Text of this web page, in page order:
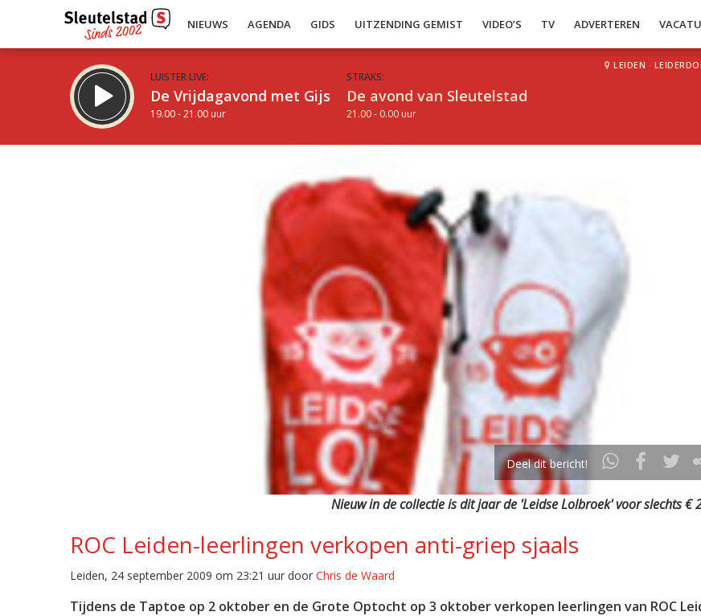
NIEUWS AGENDA GIDS UITZENDING GEMIST VIDEO’S TV ADVERTEREN
LUISTER LIVE:
De Vrijdagavond met Gijs
19.00 - 21.00 uur
STRAKS:
De avond van Sleutelstad
21.00 - 0.00 uur
LEIDEN ·
Deel dit bericht!
Nieuw in de collectie is dit jaar de 'Leidse Lolbroek' voor slechts €
ROC Leiden-leerlingen verkopen anti-griep sjaals
Leiden, 24 september 2009 om 23:21 uur door Chris de Waard
Tijdens de Taptoe op 2 oktober en de Grote Optocht op 3 oktober verkopen leerlingen van ROC